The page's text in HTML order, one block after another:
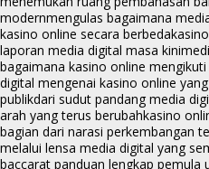
modernmengulas bagaimana
kasino online secara berbeda
laporan media digital masa kini
bagaimana kasino online
digital mengenai kasino online
publikdari sudut pandang media
arah yang terus berubahkasino
bagian dari narasi perkembangan
melalui lensa media digital yang
baccarat panduan lengkap